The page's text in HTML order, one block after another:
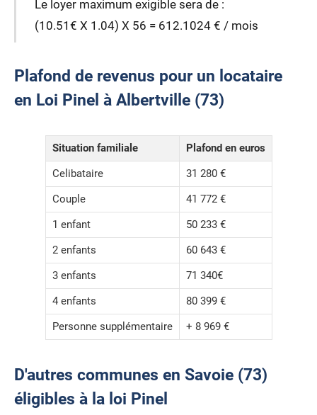
Le loyer maximum exigible sera de :
(10.51€ X 1.04) X 56 = 612.1024 € / mois
Plafond de revenus pour un locataire
en Loi Pinel à Albertville (73)
Situation familiale
Plafond en euros
Celibataire
31 280 €
Couple
41 772 €
1 enfant
50 233 €
2 enfants
60 643 €
3 enfants
71 340€
4 enfants
80 399 €
Personne supplémentaire
+ 8 969 €
D'autres communes en Savoie (73)
éligibles à la loi Pinel